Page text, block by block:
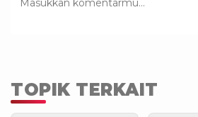
TOPIK TERKAIT